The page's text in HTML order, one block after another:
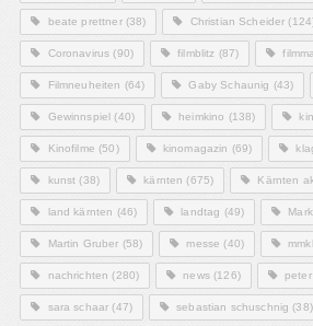
beate prettner(38) Christian Scheider
Coronavirus (90) filmblitz (87)
Filmneuheiten (64) Gaby Schaunig (43)
Gewinnspiel (40) heimkino (138)
Kinofilme (50) kinomagazin (69)
kunst (38) kärnten (675) Kärnten
land kärnten (46) landtag (49)
Martin Gruber (58) messe (40)
nachrichten (280) news(126)
sara schaar (47) sebastian schuschnig (38)